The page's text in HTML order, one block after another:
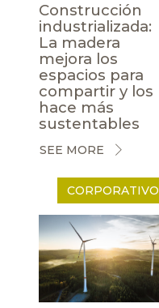
Construcción
industrializada:
La madera
mejora los
espacios para
compartir y los
hace más
sustentables
SEE MORE
CORPORATIVO